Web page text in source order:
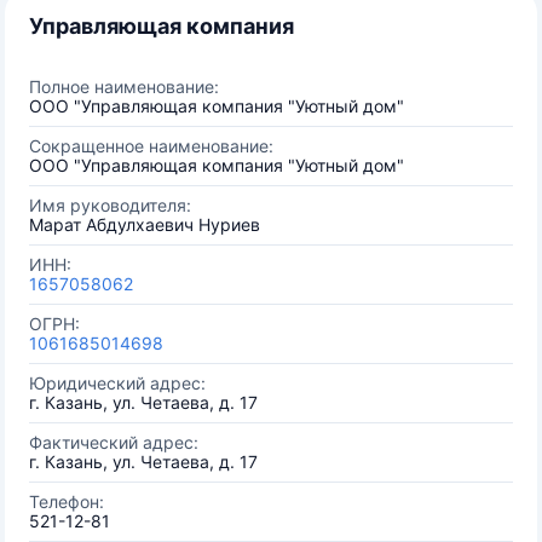
Управляющая компания
Полное наименование:
ООО "Управляющая компания "Уютный дом"
Сокращенное наименование:
ООО "Управляющая компания "Уютный дом"
Имя руководителя:
Марат Абдулхаевич Нуриев
ИНН:
1657058062
ОГРН:
1061685014698
Юридический адрес:
г. Казань, ул. Четаева, д. 17
Фактический адрес:
г. Казань, ул. Четаева, д. 17
Телефон:
521-12-81